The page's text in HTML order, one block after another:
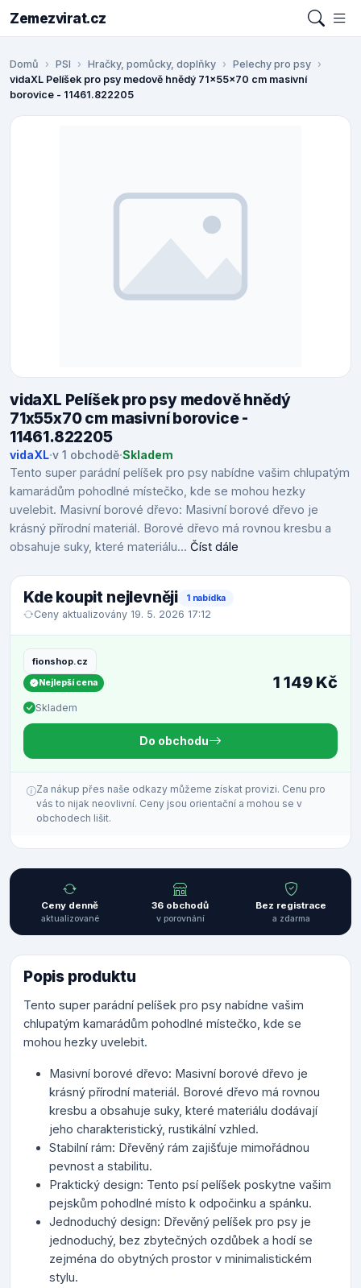
Zemezvirat.cz
Domů PSI Hračky, pomůcky, doplňky
Pelechy pro psy
vidaXL Pelíšek pro psy medově hnědý 71x55x70 cm masivní
borovice - 11461.822205
vidaXL Pelíšek pro psy medově hnědý
71x55x70 cm masivní borovice -
11461.822205
vidaXL·v 1 obchodě·Skladem
Tento super parádní pelíšek pro psy nabídne vašim chlupatým
kamarádům pohodlné místečko, kde se mohou hezky
uvelebit. Masivní borové dřevo: Masivní borové dřevo je
krásný přírodní materiál. Borové dřevo má rovnou kresbu a
obsahuje suky, které materiálu... Číst dále
Kde koupit nejlevněji 1 nabídka
Ceny aktualizovány 19. 5. 2026 17:12
fionshop.cz
Nejlepší cena
Skladem
1 149 Kč
Do obchodu
Za nákup přes naše odkazy můžeme získat provizi. Cenu pro
vás to nijak neovlivní. Ceny jsou orientační a mohou se v
obchodech lišit.
Ceny denně
aktualizované
36 obchodů
v porovnání
Bez registrace
a zdarma
Popis produktu
Tento super parádní pelíšek pro psy nabídne vašim
chlupatým kamarádům pohodlné místečko, kde se
mohou hezky uvelebit.
Masivní borové dřevo: Masivní borové dřevo je
krásný přírodní materiál. Borové dřevo má rovnou
kresbu a obsahuje suky, které materiálu dodávají
jeho charakteristický, rustikální vzhled.
Stabilní rám: Dřevěný rám zajišťuje mimořádnou
pevnost a stabilitu.
Praktický design: Tento psí pelíšek poskytne vašim
pejskům pohodlné místo k odpočinku a spánku.
Jednoduchý design: Dřevěný pelíšek pro psy je
jednoduchý, bez zbytečných ozdůbek a hodí se
zejména do obytných prostor v minimalistickém
stylu.